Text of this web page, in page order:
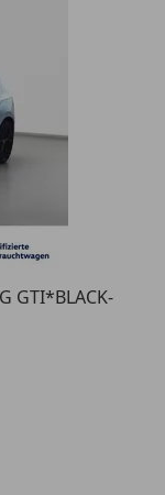
GTI*BLACK-